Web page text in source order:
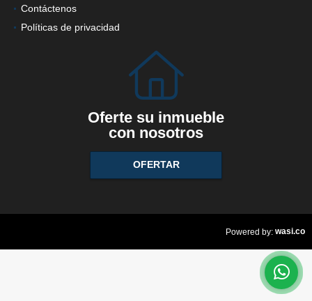
Contáctenos
Políticas de privacidad
Oferte su inmueble
con nosotros
OFERTAR
Powered by: wasi.co